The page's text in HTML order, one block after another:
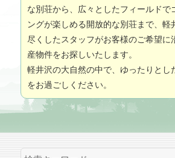
な別荘から、広々としたフィールドで
ングが楽しめる開放的な別荘まで、軽
尽くしたスタッフがお客様のご希望に
産物件をお探しいたします。
軽井沢の大自然の中で、ゆったりとし
をお過ごしください。